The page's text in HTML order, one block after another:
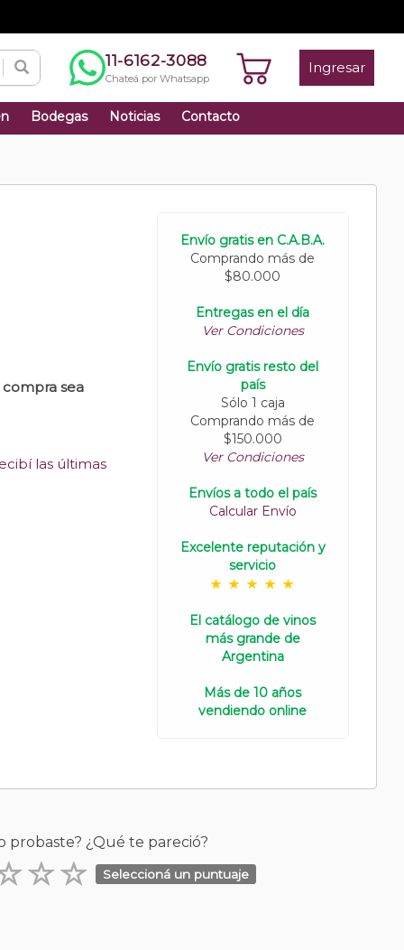
11-6162-3088
Chateá por Whatsapp
Ingresar
Bodegas Noticias Contacto
sea
las últimas
Envío gratis en C.A.B.A.
Comprando más de
$80.000
Entregas en el día
Ver Condiciones
Envío gratis resto del
país
Sólo 1 caja
Comprando más de
$150.000
Ver Condiciones
Envíos a todo el país
Calcular Envío
Excelente reputación y
servicio
El catálogo de vinos
más grande de
Argentina
Más de 10 años
vendiendo online
probaste? ¿Qué te pareció?
Seleccioná un puntuaje